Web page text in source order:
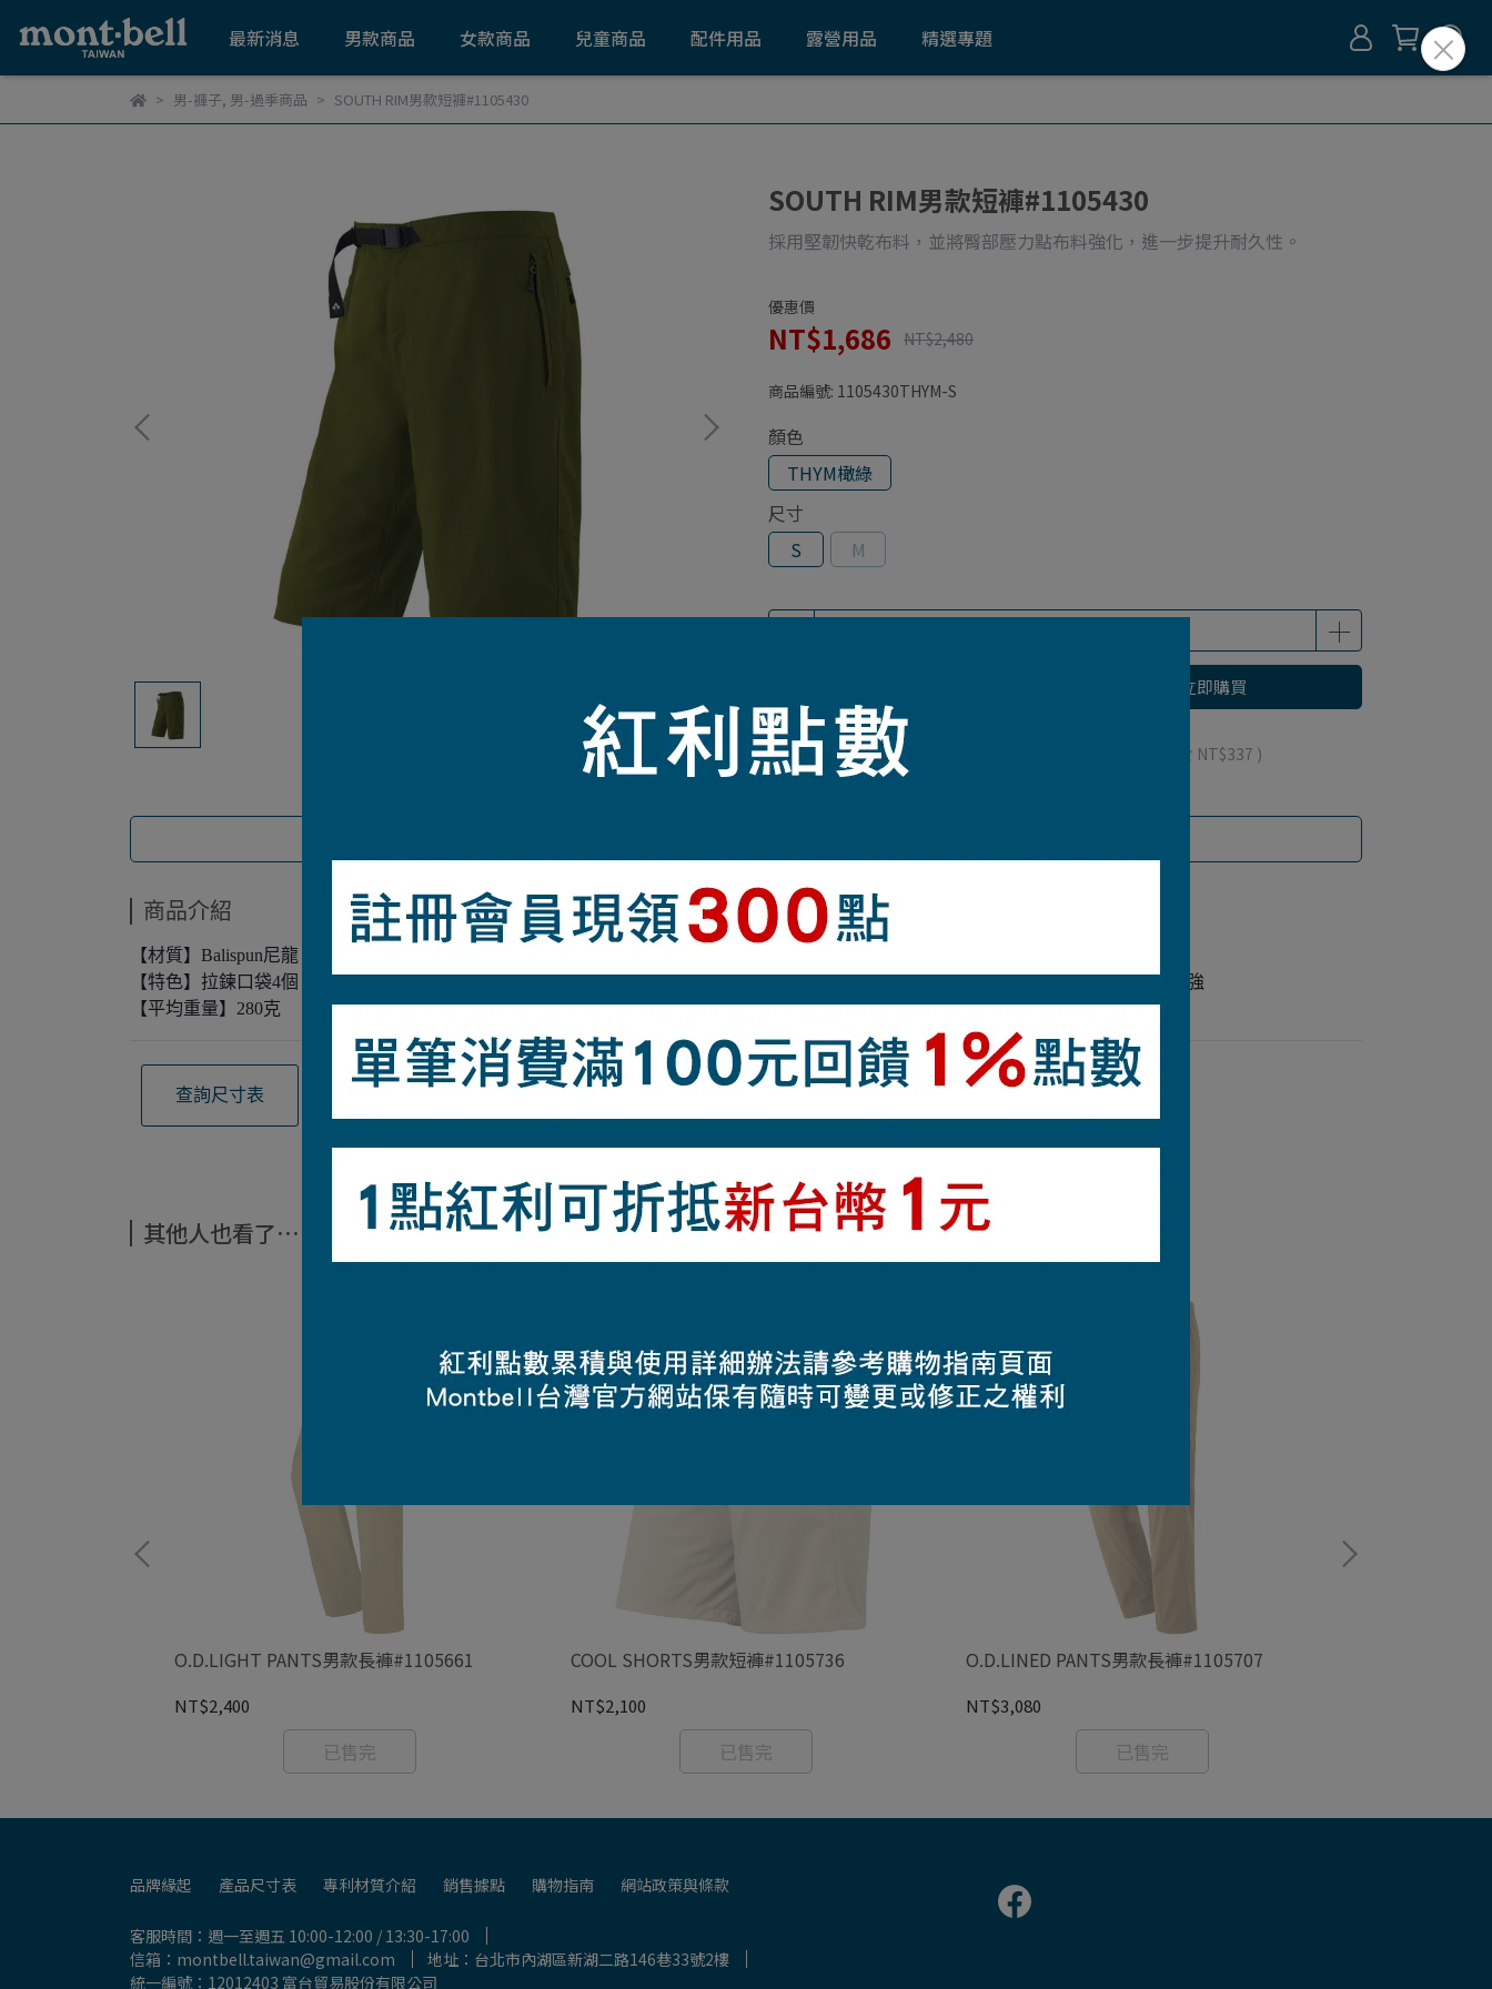
最新消息 男款商品 女款商品 兒童商品 配件用品 露營用品 精選專題
男-褲子, 男-過季商品 SOUTH RIM男款短褲#1105430
SOUTH RIM男款短褲#1105430
採用堅韌快乾布料，並將臀部壓力點布料強化，進一步提升耐久性。
優惠價
NT$1,686 NT$2,480
商品編號: 1105430THYM-S
顏色
THYM橄綠
尺寸
S
M
立即購買
加入最愛 此商品 「 最高 」可以折抵紅利 點 (約等於 NT$337 )
商品介紹
【材質】Balispun尼龍（超耐久撥水加工
【特色】拉鍊口袋4個（腰2、臀部2）/腰部使用鬆緊帶式尼龍調整合身度（附環）/前開拉鍊/附皮帶環可收納多餘的腰帶/臀部雙層布料補強
【平均重量】280克
查詢尺寸表
其他人也看了⋯
O.D.LIGHT PANTS男款長褲#1105661
NT$2,400
已售完
COOL SHORTS男款短褲#1105736
NT$2,100
已售完
O.D.LINED PANTS男款長褲#1105707
NT$3,080
已售完
品牌緣起 產品尺寸表 專利材質介紹 銷售據點 購物指南 網站政策與條款
客服時間：週一至週五 10:00-12:00 / 13:30-17:00
信箱：montbell.taiwan@gmail.com
地址：台北市內湖區新湖二路146巷33號2樓
統一編號：12012403 富台貿易股份有限公司